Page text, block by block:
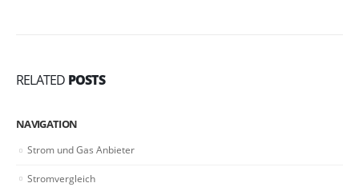
RELATED POSTS
NAVIGATION
Strom und Gas Anbieter
Stromvergleich